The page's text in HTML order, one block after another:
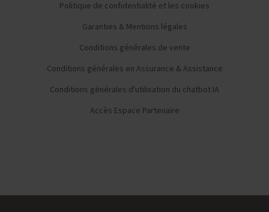
Politique de confidentialité et les cookies
Garanties & Mentions légales
Conditions générales de vente
Conditions générales en Assurance & Assistance
Conditions générales d'utilisation du chatbot IA
Accès Espace Partenaire